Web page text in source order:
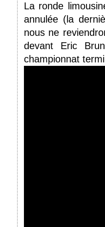
La ronde
annulée (la
nous ne
devant Eric
championnat